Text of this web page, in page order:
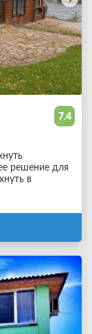
7.4
решение для
в